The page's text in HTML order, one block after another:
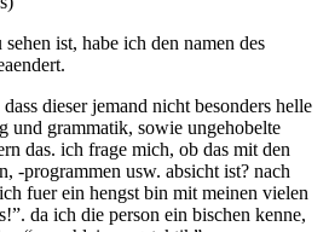
ist, habe ich den namen des
dieser jemand nicht besonders helle
und grammatik, sowie ungehobelte
das. ich frage mich, ob das mit den
-programmen usw. absicht ist? nach
fuer ein hengst bin mit meinen vielen
da ich die person ein bischen kenne,